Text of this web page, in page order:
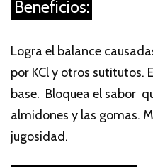
Beneficios:
Logra el balance
por KCl y otros sutitutos.
base. Bloquea el sabor
almidones y las gomas.
jugosidad.